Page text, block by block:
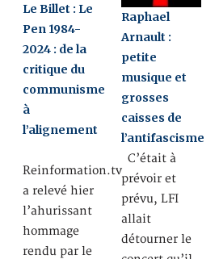
Le Billet : Le
Pen 1984-
2024 : de la
critique du
communisme
à
l’alignement
Reinformation.tv
a relevé hier
l’ahurissant
hommage
rendu par le
Raphael
Arnault :
petite
musique et
grosses
caisses de
l’antifascisme
C’était à
prévoir et
prévu, LFI
allait
détourner le